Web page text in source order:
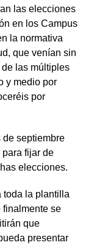
las elecciones
en los Campus
la normativa
que venían sin
las múltiples
y medio por
por
de septiembre
fijar de
elecciones.
toda la plantilla
finalmente se
que
presentar